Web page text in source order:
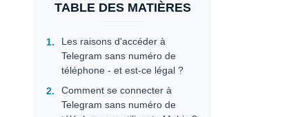
TABLE DES MATIÈRES
Les raisons d'accéder à
Telegram sans numéro de
téléphone - et est-ce légal ?
Comment se connecter à
Telegram sans numéro de